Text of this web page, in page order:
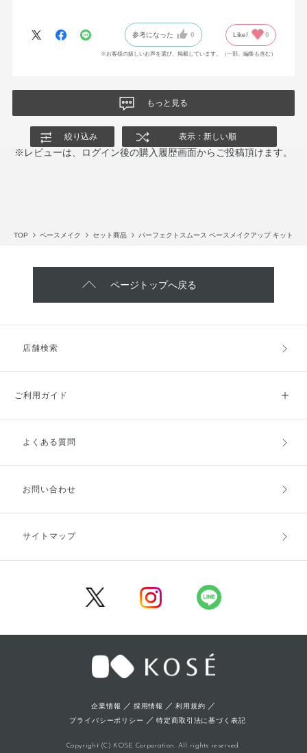
もかなり良く、長年、化粧生活をしてきましたが、最近はプチプ
ラに「はまり」つつありました。が、今回機会がありアディクシ
ョンの製品にたどり着き、「こんなにも性能が良いのか！」と感
量を多く出しすぎないように注意しながら、毎日、使いたい思い
参考になった 0 Like! 0
※お客様の嬉しいお声を選び、掲載しています。（一部、編集も含む）
もっと見る
絞り込み 表示：新しい順
※レビューは、ログイン後の購入履歴画面からご投稿頂けます。
TOP ベースメイク セット商品 パーフェクトスムース ベースメイクアップ キット
ページトップへ戻る
店舗検索
ご利用ガイド
ご利用ガイドトップ
お支払方法
キャンセル・返品・交換
よくある質問
お問い合わせ
サイトマップ
企業情報 ／ 採用情報 ／利用規約 ／
プライバシーポリシー ／特定商取引法に基づく表記
Copyright (C) KOSE Corporation. All rights reserved.